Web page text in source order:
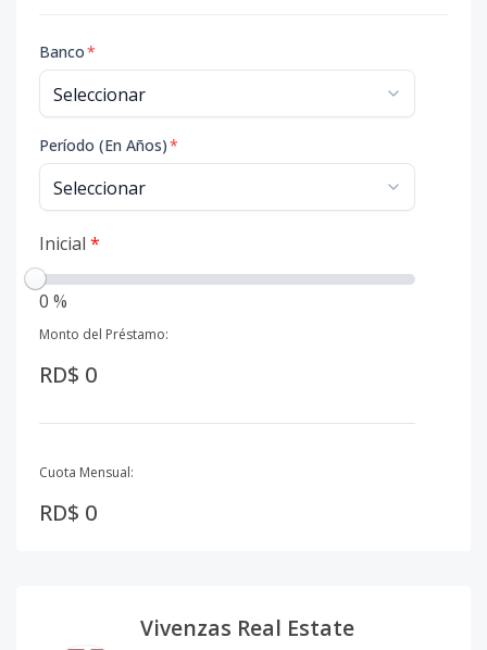
Banco*
Período (En Años)*
Inicial *
0 %
Monto del Préstamo:
RD$ 0
Cuota Mensual:
RD$ 0
Vivenzas Real Estate